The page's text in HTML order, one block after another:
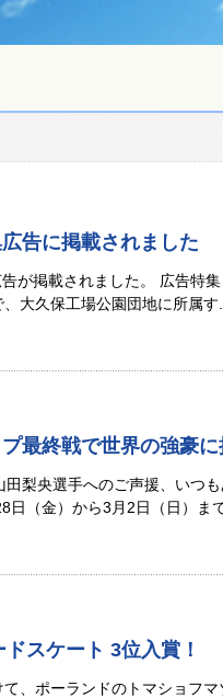
告に掲載されました
が掲載されました。 広告特
大久保工場公園団地に所属す...
最終戦で世界の強豪に
梨央選手へのご声援、いつ
日（金）から3月2日（日）まで
スケート 3位入賞！
、ポーランドのトマショフ